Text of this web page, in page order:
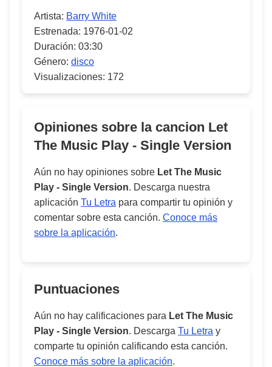
Artista: Barry White
Estrenada: 1976-01-02
Duración: 03:30
Género: disco
Visualizaciones: 172
Opiniones sobre la cancion Let
The Music Play - Single Version
Aún no hay opiniones sobre Let The Music
Play - Single Version. Descarga nuestra
aplicación Tu Letra para compartir tu opinión y
comentar sobre esta canción. Conoce más
sobre la aplicación.
Puntuaciones
Aún no hay calificaciones para Let The Music
Play - Single Version. Descarga Tu Letra y
comparte tu opinión calificando esta canción.
Conoce más sobre la aplicación.